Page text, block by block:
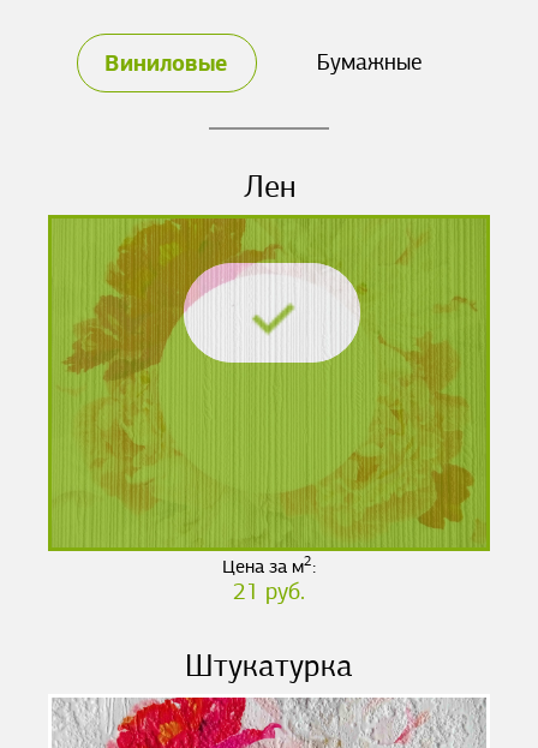
Виниловые Бумажные
Лен
Цена за м2:
21 руб.
Штукатурка